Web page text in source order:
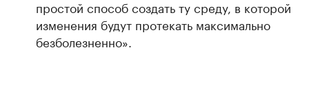
простой способ создать ту среду, в которой
изменения будут протекать максимально
безболезненно».